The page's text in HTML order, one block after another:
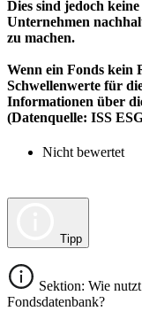
Dies sind jedoch
Unternehmen
zu machen.
Wenn ein Fonds kein
Schwellenwerte für
Informationen über
(Datenquelle: ISS
Nicht bewertet
Tipp
Sektion: Wie
Fondsdatenbank?